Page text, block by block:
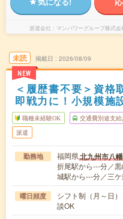
派遣会社 マンパワーグループ株式
未読
NEW
掲載日 2026/08/09
＜履歴書不要＞資格
即戦力に！小規模施
職種未経験OK 交通費別途支給
派遣
勤務地 福岡県北九州市八
折尾駅から---分／
城駅から---分／三
曜日頻度
シフト制（月～日
談OK